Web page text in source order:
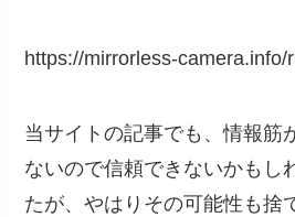
https://mirrorless-camera.info/
当サイトの記事でも、情報筋
ないので信頼できないかもし
たが、やはりその可能性も捨